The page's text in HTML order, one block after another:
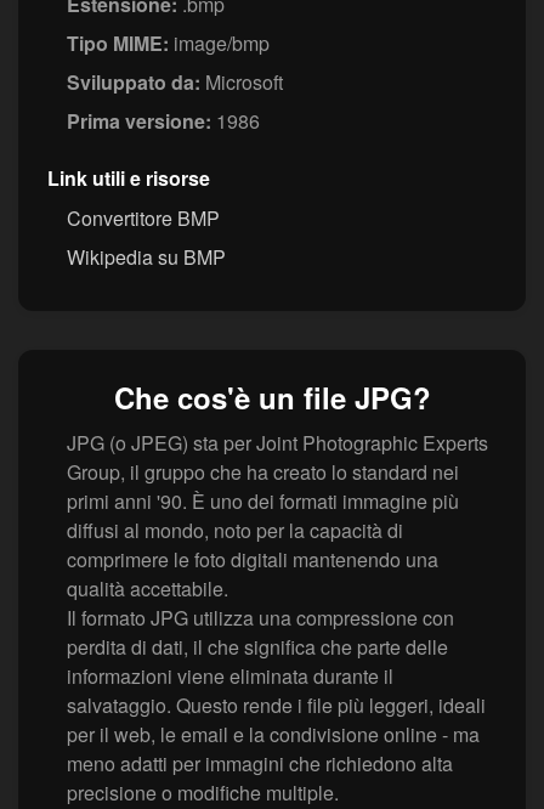
Tipo MIME: image/bmp
Sviluppato da: Microsoft
Prima versione: 1986
Link utili e risorse
Convertitore BMP
Wikipedia su BMP
Che cos'è un file JPG?
JPG (o JPEG) sta per Joint Photographic Experts
Group, il gruppo che ha creato lo standard nei
primi anni '90. È uno dei formati immagine più
diffusi al mondo, noto per la capacità di
comprimere le foto digitali mantenendo una
qualità accettabile.
Il formato JPG utilizza una compressione con
perdita di dati, il che significa che parte delle
informazioni viene eliminata durante il
salvataggio. Questo rende i file più leggeri, ideali
per il web, le email e la condivisione online - ma
meno adatti per immagini che richiedono alta
precisione o modifiche multiple.